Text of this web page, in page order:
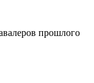
прошлого